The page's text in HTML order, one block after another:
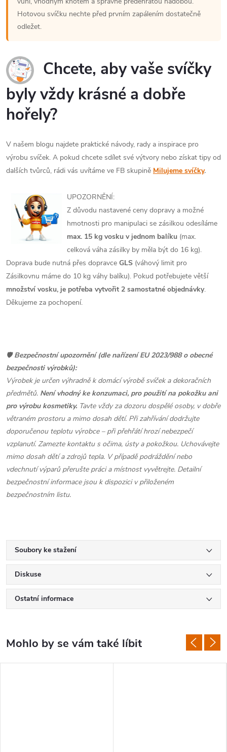
Hotovou svíčku nechte před prvním zapálením dostatečně
odležet.
Chcete, aby vaše svíčky
byly vždy krásné a dobře
hořely?
V našem blogu najdete praktické návody, rady a inspirace pro
výrobu svíček. A pokud chcete sdílet své výtvory nebo získat tipy od
dalších tvůrců, rádi vás uvítáme ve FB skupině Milujeme svíčky.
UPOZORNĚNÍ:
Z důvodu nastavené ceny dopravy a možné
hmotnosti pro manipulaci se zásilkou odesíláme
max. 15 kg vosku v jednom balíku (max.
celková váha zásilky by měla být do 16 kg).
Doprava bude nutná přes dopravce GLS (váhový limit pro
Zásilkovnu máme do 10 kg váhy balíku). Pokud potřebujete větší
množství vosku, je potřeba vytvořit 2 samostatné objednávky.
Děkujeme za pochopení.
🛡️Bezpečnostní upozornění (dle nařízení EU 2023/988 o obecné
bezpečnosti výrobků):
Výrobek je určen výhradně k domácí výrobě svíček a dekoračních
předmětů. Není vhodný ke konzumaci, pro použití na pokožku ani
pro výrobu kosmetiky. Tavte vždy za dozoru dospělé osoby, v dobře
větraném prostoru a mimo dosah dětí. Při zahřívání dodržujte
doporučenou teplotu výrobce – při přehřátí hrozí nebezpečí
vzplanutí. Zamezte kontaktu s očima, ústy a pokožkou. Uchovávejte
mimo dosah dětí a zdrojů tepla. V případě podráždění nebo
vdechnutí výparů přerušte práci a místnost vyvětrejte. Detailní
bezpečnostní informace jsou k dispozici v přiloženém
bezpečnostním listu.
Soubory ke stažení
Diskuse
Ostatní informace